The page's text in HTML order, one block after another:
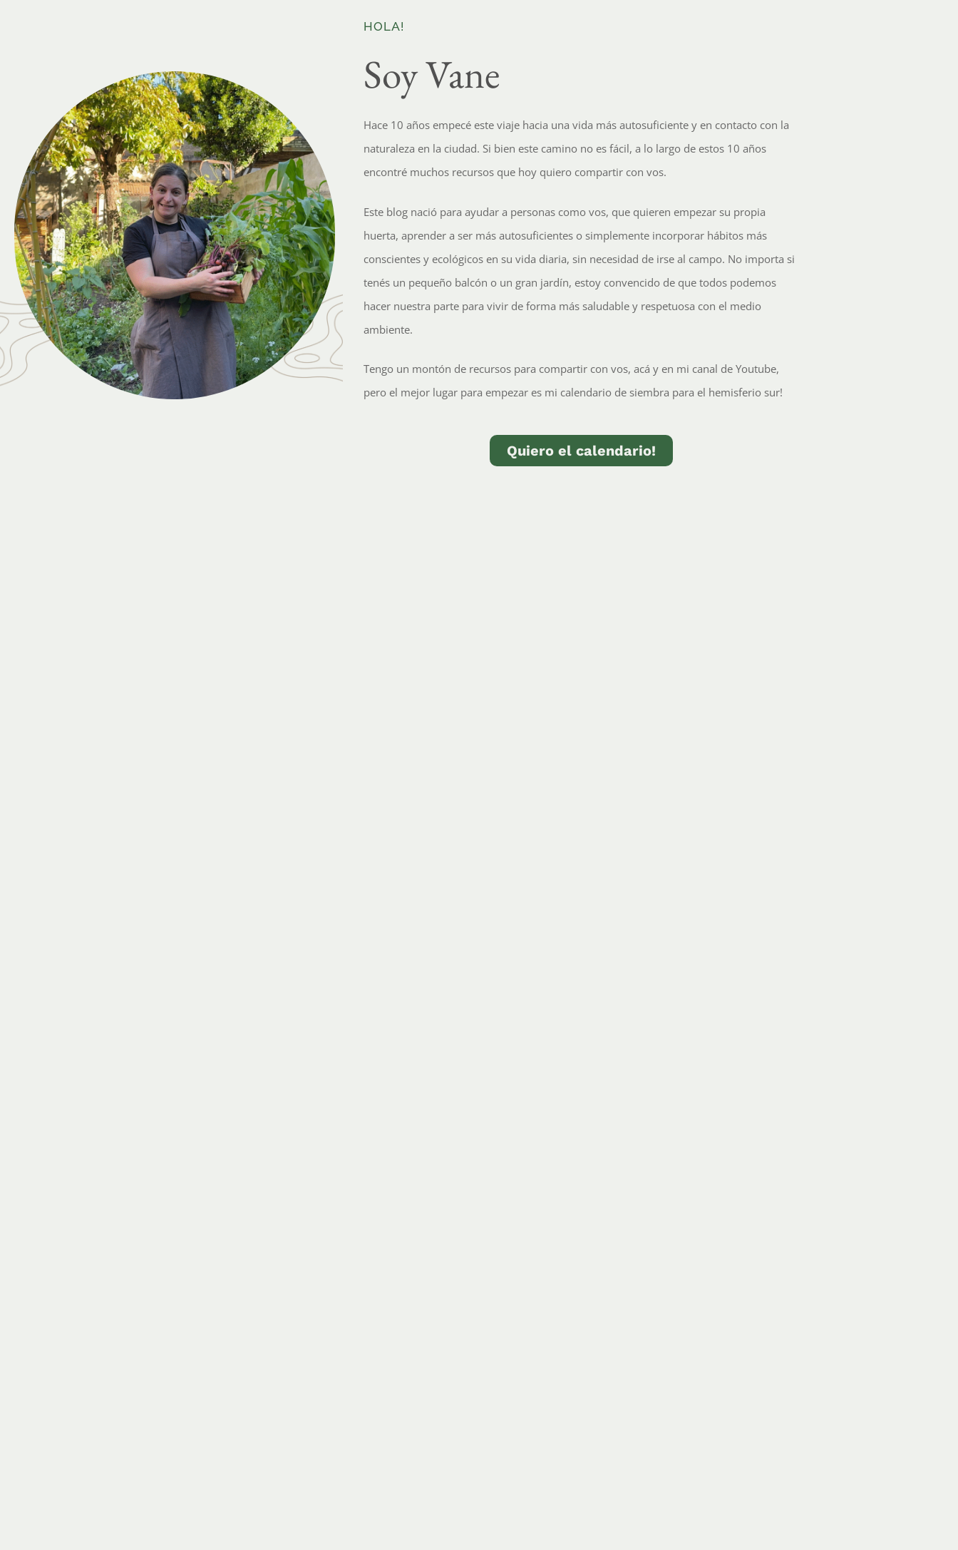
HOLA!
Soy Vane
Hace 10 años empecé este viaje hacia una vida más autosuficiente y en contacto con la
naturaleza en la ciudad. Si bien este camino no es fácil, a lo largo de estos 10 años
encontré muchos recursos que hoy quiero compartir con vos.
Este blog nació para ayudar a personas como vos, que quieren empezar su propia
huerta, aprender a ser más autosuficientes o simplemente incorporar hábitos más
conscientes y ecológicos en su vida diaria, sin necesidad de irse al campo. No importa si
tenés un pequeño balcón o un gran jardín, estoy convencido de que todos podemos
hacer nuestra parte para vivir de forma más saludable y respetuosa con el medio
ambiente.
Tengo un montón de recursos para compartir con vos, acá y en mi canal de Youtube,
pero el mejor lugar para empezar es mi calendario de siembra para el hemisferio sur!
Quiero el calendario!